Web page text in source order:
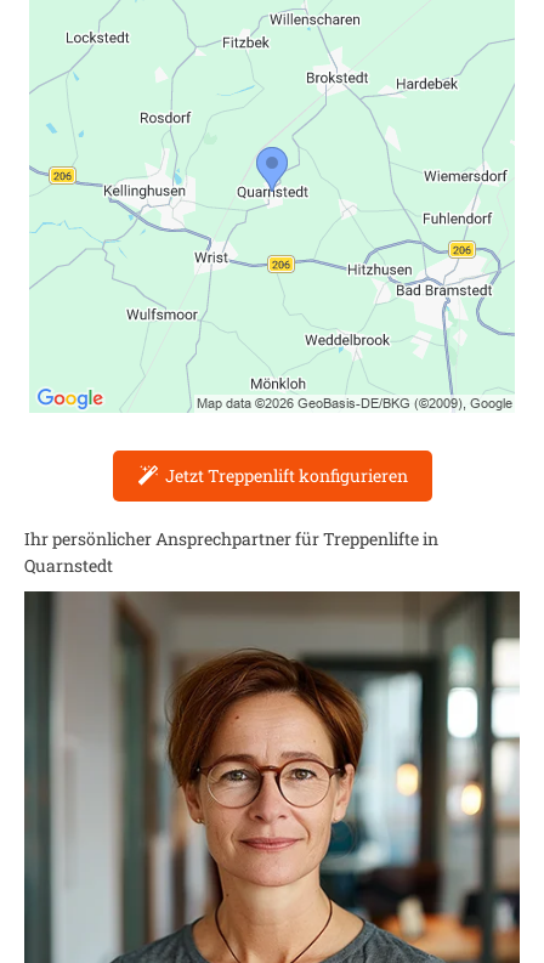
Jetzt Treppenlift konfigurieren
Ihr persönlicher Ansprechpartner für Treppenlifte in
Quarnstedt